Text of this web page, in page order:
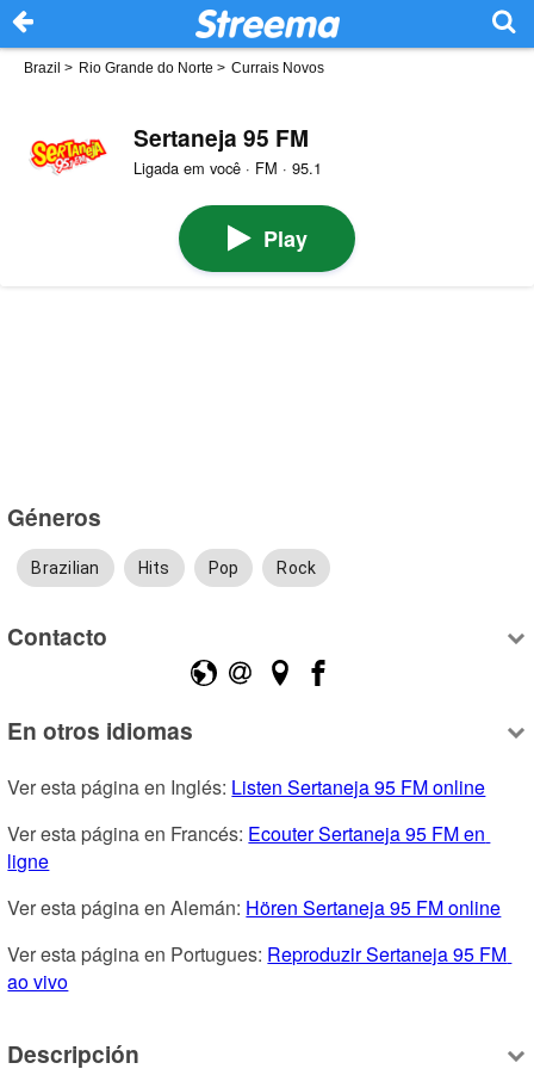
Brazil > Rio Grande do Norte > Currais Novos
Sertaneja 95 FM
Ligada em você · FM · 95.1
Play
Géneros
Brazilian Hits Pop Rock
Contacto
En otros idiomas
Ver esta página en Inglés: Listen Sertaneja 95 FM online
Ver esta página en Francés: Ecouter Sertaneja 95 FM en
ligne
Ver esta página en Alemán: Hören Sertaneja 95 FM online
Ver esta página en Portugues: Reproduzir Sertaneja 95 FM
ao vivo
Descripción